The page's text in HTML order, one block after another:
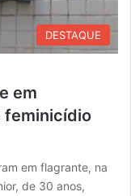
DESTAQUE
em
feminicídio
em flagrante, na
de 30 anos,